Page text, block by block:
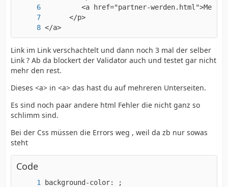
</a>
Link im Link verschachtelt und dann noch 3 mal der selber
Link ? Ab da blockert der Validator auch und testet gar nicht
mehr den rest.
Dieses <a> in <a> das hast du auf mehreren Unterseiten.
Es sind noch paar andere html Fehler die nicht ganz so
schlimm sind.
Bei der Css müssen die Errors weg , weil da zb nur sowas
steht
Code